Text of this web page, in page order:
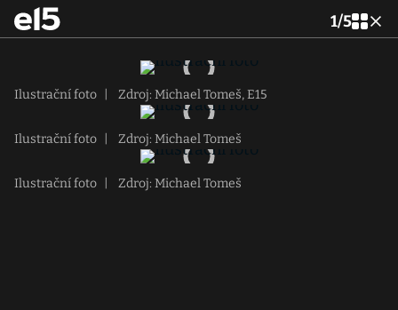
1/5
Ilustrační foto Zdroj: Michael Tomeš, E15
Ilustrační foto Zdroj: Michael Tomeš
Ilustrační foto Zdroj: Michael Tomeš